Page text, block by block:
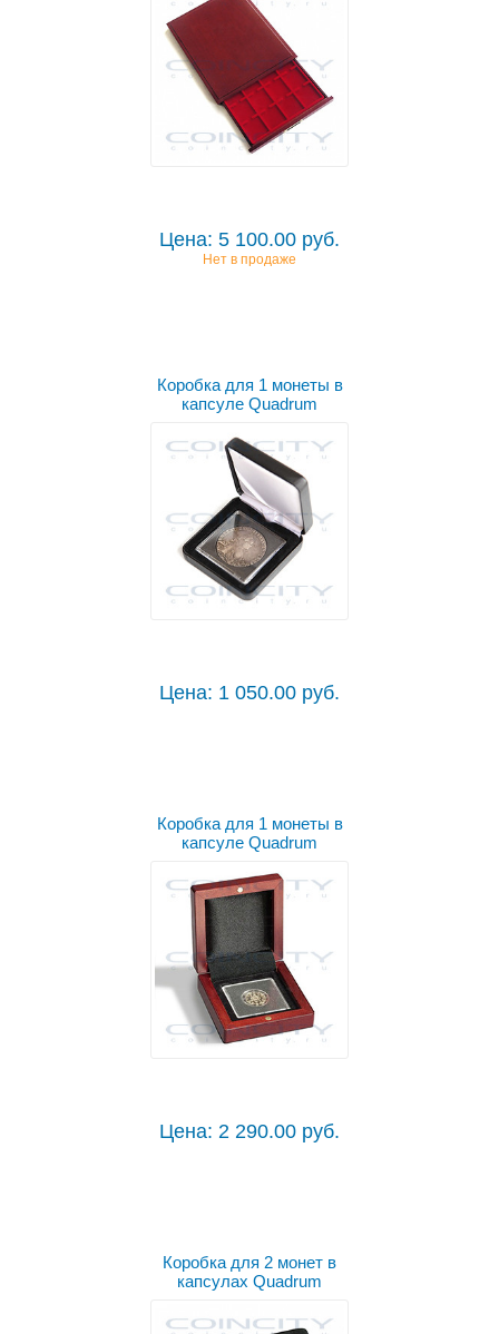
Цена: 5 100.00 руб.
Нет в продаже
Коробка для 1 монеты в
капсуле Quadrum
Цена: 1 050.00 руб.
Коробка для 1 монеты в
капсуле Quadrum
Цена: 2 290.00 руб.
Коробка для 2 монет в
капсулах Quadrum